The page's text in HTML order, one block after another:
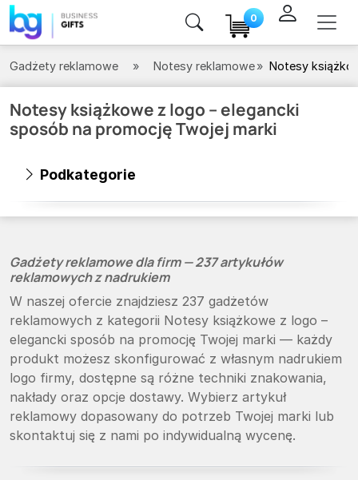
0
Gadżety reklamowe Notesy reklamowe Notesy
Notesy książkowe z logo – elegancki
sposób na promocję Twojej marki
Podkategorie
Gadżety reklamowe dla firm — 237 artykułów
reklamowych z nadrukiem
W naszej ofercie znajdziesz 237 gadżetów
reklamowych z kategorii Notesy książkowe z logo –
elegancki sposób na promocję Twojej marki — każdy
produkt możesz skonfigurować z własnym nadrukiem
logo firmy, dostępne są różne techniki znakowania,
nakłady oraz opcje dostawy. Wybierz artykuł
reklamowy dopasowany do potrzeb Twojej marki lub
skontaktuj się z nami po indywidualną wycenę.